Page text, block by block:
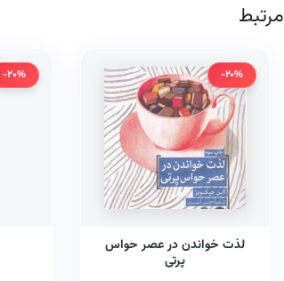
مرتبط
-20%
لذت خواندن در عصر حواس
پرتی
-20%